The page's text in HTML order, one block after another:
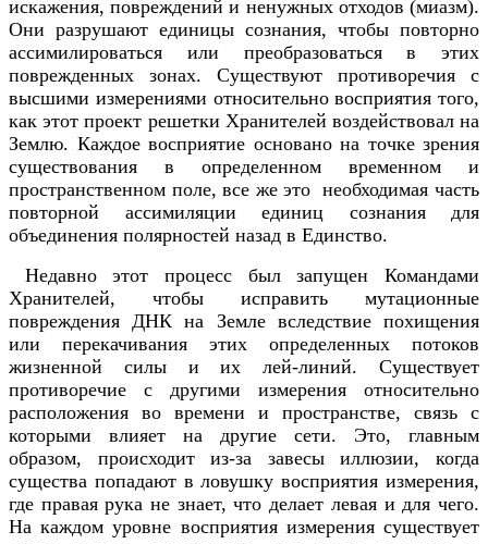
искажения, повреждений и ненужных отходов (миазм).
Они разрушают единицы сознания, чтобы повторно
ассимилироваться или преобразоваться в этих
поврежденных зонах. Существуют противоречия с
высшими измерениями относительно восприятия того,
как этот проект решетки Хранителей воздействовал на
Землю. Каждое восприятие основано на точке зрения
существования в определенном временном и
пространственном поле, все же это необходимая часть
повторной ассимиляции единиц сознания для
объединения полярностей назад в Единство.
Недавно этот процесс был запущен Командами
Хранителей, чтобы исправить мутационные
повреждения ДНК на Земле вследствие похищения
или перекачивания этих определенных потоков
жизненной силы и их лей-линий. Существует
противоречие с другими измерения относительно
расположения во времени и пространстве, связь с
которыми влияет на другие сети. Это, главным
образом, происходит из-за завесы иллюзии, когда
существа попадают в ловушку восприятия измерения,
где правая рука не знает, что делает левая и для чего.
На каждом уровне восприятия измерения существует